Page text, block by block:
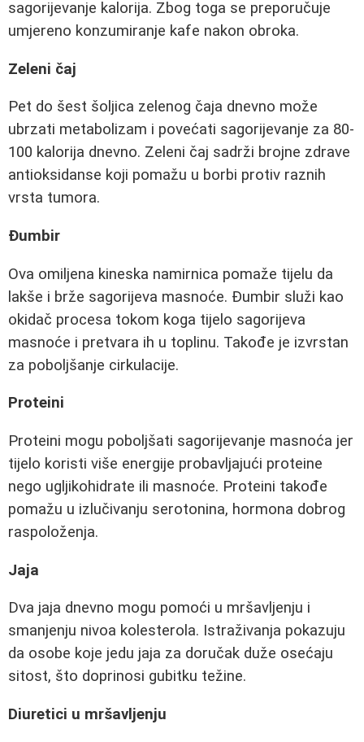
sagorijevanje kalorija. Zbog toga se preporučuje
umjereno konzumiranje kafe nakon obroka.
Zeleni čaj
Pet do šest šoljica zelenog čaja dnevno može
ubrzati metabolizam i povećati sagorijevanje za 80-
100 kalorija dnevno. Zeleni čaj sadrži brojne zdrave
antioksidanse koji pomažu u borbi protiv raznih
vrsta tumora.
Đumbir
Ova omiljena kineska namirnica pomaže tijelu da
lakše i brže sagorijeva masnoće. Đumbir služi kao
okidač procesa tokom koga tijelo sagorijeva
masnoće i pretvara ih u toplinu. Takođe je izvrstan
za poboljšanje cirkulacije.
Proteini
Proteini mogu poboljšati sagorijevanje masnoća jer
tijelo koristi više energije probavljajući proteine
nego ugljikohidrate ili masnoće. Proteini takođe
pomažu u izlučivanju serotonina, hormona dobrog
raspoloženja.
Jaja
Dva jaja dnevno mogu pomoći u mršavljenju i
smanjenju nivoa kolesterola. Istraživanja pokazuju
da osobe koje jedu jaja za doručak duže osećaju
sitost, što doprinosi gubitku težine.
Diuretici u mršavljenju